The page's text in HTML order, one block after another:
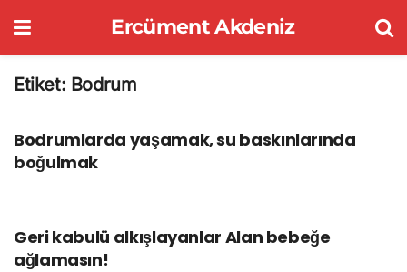
Ercüment Akdeniz
Etiket: Bodrum
Bodrumlarda yaşamak, su baskınlarında
boğulmak
Geri kabulü alkışlayanlar Alan bebeğe
ağlamasın!